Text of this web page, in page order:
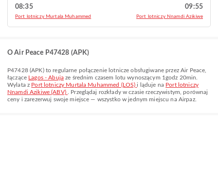
08:35
Port lotniczy Murtala Muhammed
09:55
Port lotniczy Nnamdi Azikiwe
O Air Peace P47428 (APK)
P47428(APK) to regularne połączenie lotnicze obsługiwane przez Air Peace
łączące Lagos - Abujaze średnim czasem lotu wynoszącym 1godz 20min
Wylata z Port lotniczy Murtala Muhammed (LOS)i ląduje na Port lotniczy
Nnamdi Azikiwe (ABV)
. Przeglądaj rozkłady w czasie rzeczywistym, porównaj
ceny i zarezerwuj swoje miejsce — wszystko w jednym miejscu na Airpaz.